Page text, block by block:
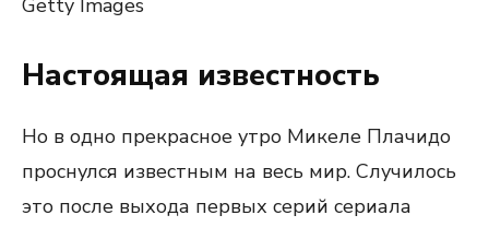
Getty Images
Настоящая известность
Но в одно прекрасное утро Микеле Плачидо
проснулся известным на весь мир. Случилось
это после выхода первых серий сериала